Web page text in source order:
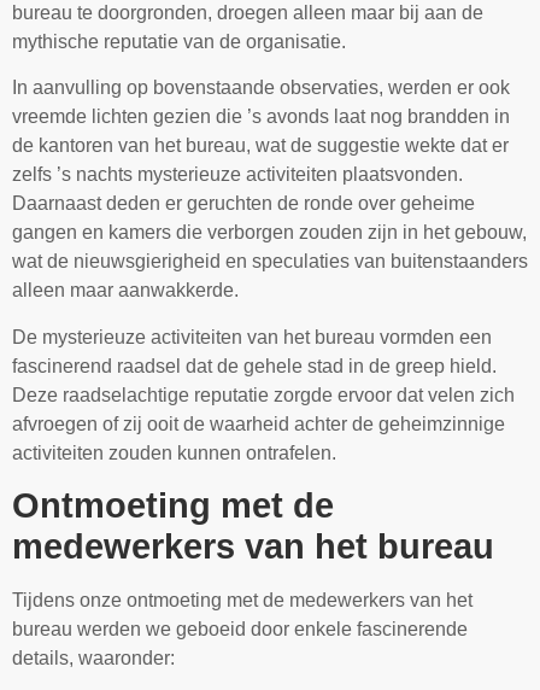
bureau te doorgronden, droegen alleen maar bij aan de
mythische reputatie van de organisatie.
In aanvulling op bovenstaande observaties, werden er ook
vreemde lichten gezien die ’s avonds laat nog brandden in
de kantoren van het bureau, wat de suggestie wekte dat er
zelfs ’s nachts mysterieuze activiteiten plaatsvonden.
Daarnaast deden er geruchten de ronde over geheime
gangen en kamers die verborgen zouden zijn in het gebouw,
wat de nieuwsgierigheid en speculaties van buitenstaanders
alleen maar aanwakkerde.
De mysterieuze activiteiten van het bureau vormden een
fascinerend raadsel dat de gehele stad in de greep hield.
Deze raadselachtige reputatie zorgde ervoor dat velen zich
afvroegen of zij ooit de waarheid achter de geheimzinnige
activiteiten zouden kunnen ontrafelen.
Ontmoeting met de
medewerkers van het bureau
Tijdens onze ontmoeting met de medewerkers van het
bureau werden we geboeid door enkele fascinerende
details, waaronder: